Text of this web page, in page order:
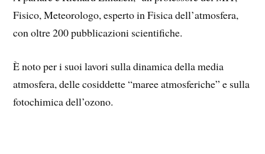
Fisico, Meteorologo, esperto in Fisica dell’atmosfera,
con oltre 200 pubblicazioni scientifiche.
È noto per i suoi lavori sulla dinamica della media
atmosfera, delle cosiddette “maree atmosferiche” e sulla
fotochimica dell’ozono.